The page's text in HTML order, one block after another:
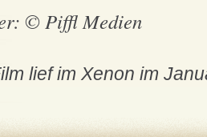
© Piffl Medien
lief im Xenon im